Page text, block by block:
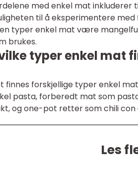
med enkel mat inkluderer
til å eksperimentere
typer enkel mat være
brukes.
typer enkel mat
finnes forskjellige typer enkel
pasta, forberedt mat som
og one-pot retter som chili con
Les